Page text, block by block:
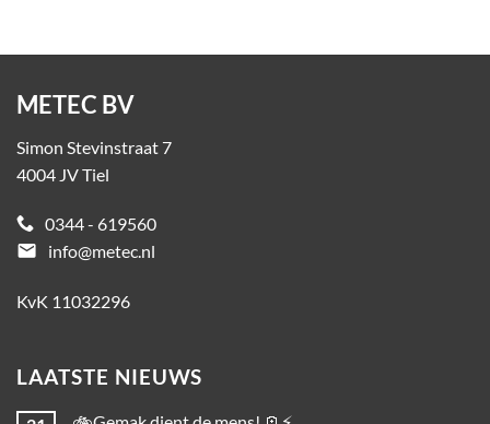
METEC BV
Simon Stevinstraat 7
4004 JV Tiel
0344 - 619560
email
info@metec.nl
KvK 11032296
LAATSTE NIEUWS